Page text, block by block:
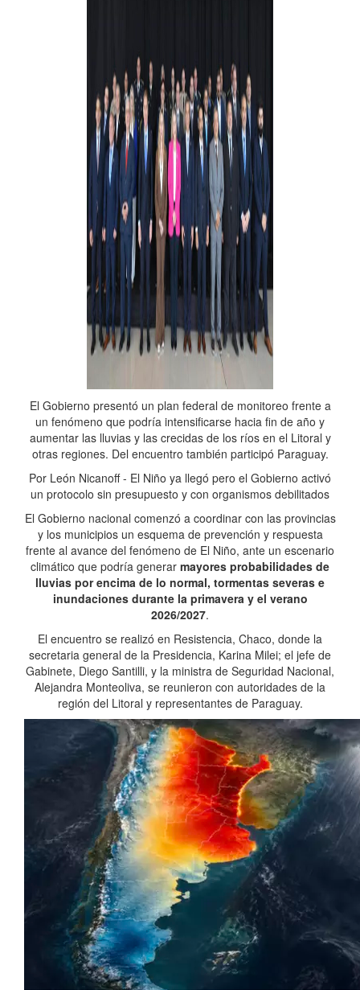
El Gobierno presentó un plan federal de monitoreo frente a
un fenómeno que podría intensificarse hacia fin de año y
aumentar las lluvias y las crecidas de los ríos en el Litoral y
otras regiones. Del encuentro también participó Paraguay.
Por León Nicanoff - El Niño ya llegó pero el Gobierno activó
un protocolo sin presupuesto y con organismos debilitados
El Gobierno nacional comenzó a coordinar con las provincias
y los municipios un esquema de prevención y respuesta
frente al avance del fenómeno de El Niño, ante un escenario
climático que podría generar mayores probabilidades de
lluvias por encima de lo normal, tormentas severas e
inundaciones durante la primavera y el verano
2026/2027.
El encuentro se realizó en Resistencia, Chaco, donde la
secretaria general de la Presidencia, Karina Milei; el jefe de
Gabinete, Diego Santilli, y la ministra de Seguridad Nacional,
Alejandra Monteoliva, se reunieron con autoridades de la
región del Litoral y representantes de Paraguay.